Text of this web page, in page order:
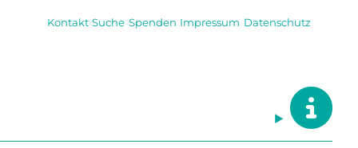
Kontakt Suche Spenden Impressum Datenschutz